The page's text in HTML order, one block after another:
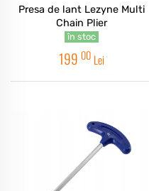
Presa de lant Lezyne Multi
Chain Plier
în stoc
199 00 Lei